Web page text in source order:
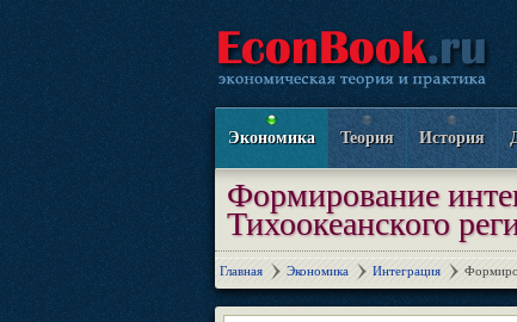
Экономика Теория История
Формирование
Тихоокеанского
Главная Экономика Интеграция